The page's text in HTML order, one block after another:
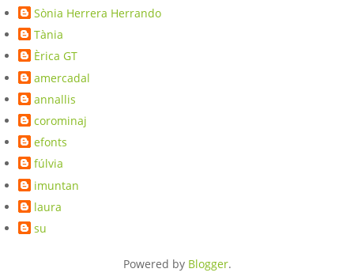
Sònia Herrera Herrando
Tània
Èrica GT
amercadal
annallis
corominaj
efonts
fúlvia
imuntan
laura
su
Powered by Blogger.